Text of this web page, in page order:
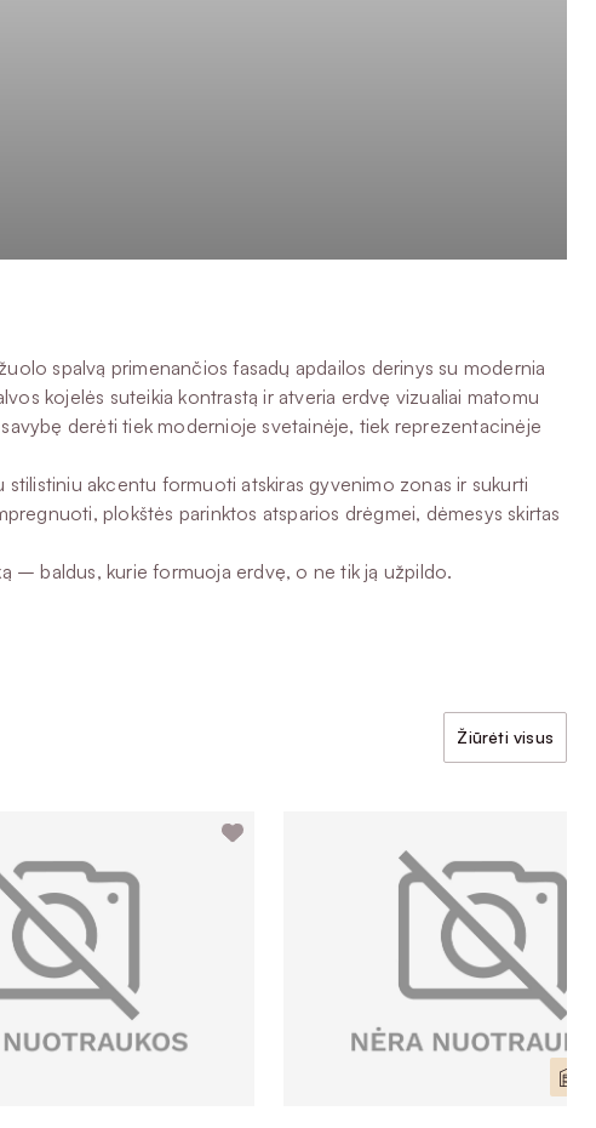
spalvą primenančios fasadų apdailos derinys su modernia
kojelės suteikia kontrastą ir atveria erdvę vizualiai matomu
derėti tiek modernioje svetainėje, tiek reprezentacinėje
akcentu formuoti atskiras gyvenimo zonas ir sukurti
plokštės parinktos atsparios drėgmei, dėmesys skirtas
– baldus, kurie formuoja erdvę, o ne tik ją užpildo.
Žiūrėti visus